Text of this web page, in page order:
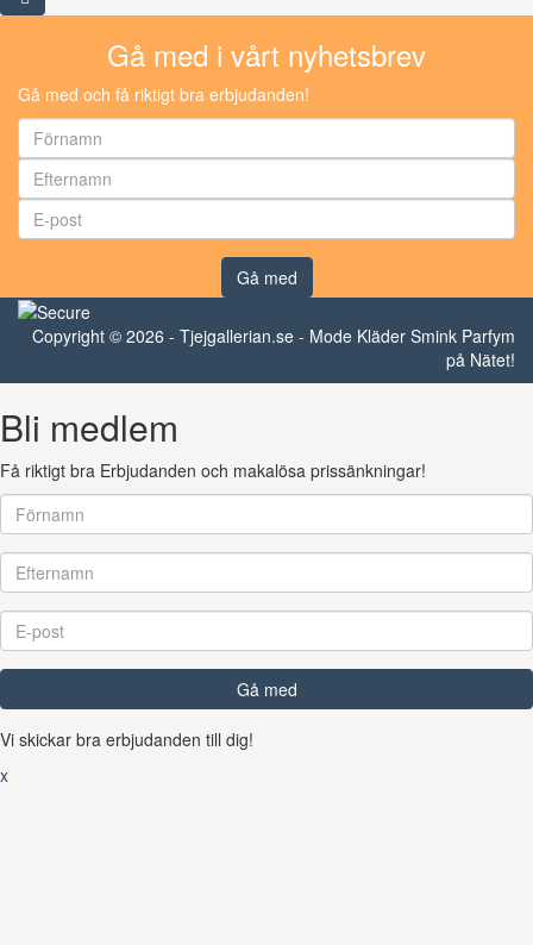
Gå med i vårt nyhetsbrev
Gå med och få riktigt bra erbjudanden!
Gå med
Copyright © 2026 - Tjejgallerian.se - Mode Kläder Smink Parfym
på Nätet!
Bli medlem
Få riktigt bra Erbjudanden och makalösa prissänkningar!
Gå med
Vi skickar bra erbjudanden till dig!
x